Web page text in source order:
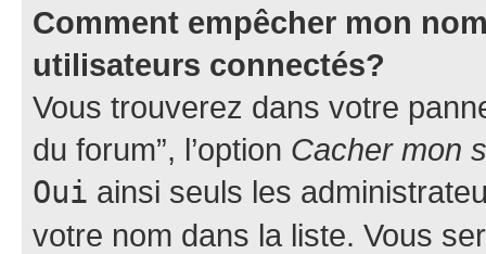
Comment empêcher mon
utilisateurs connectés?
Vous trouverez dans votre
du forum”, l’option Cacher mon
Oui ainsi seuls les
votre nom dans la liste. Vous